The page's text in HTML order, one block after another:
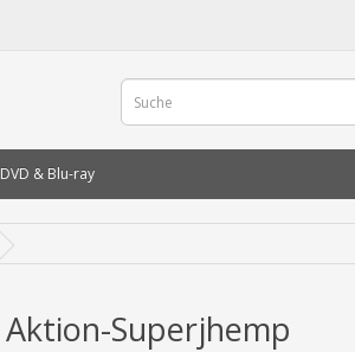
DVD & Blu-ray
Aktion-Superjhemp